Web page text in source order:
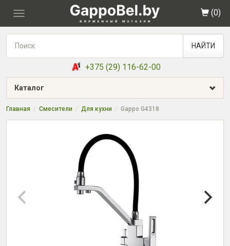
Toggle
(0)
НАЙТИ
+375 (29) 116-62-00
Каталог
Главная Смесители Для кухни Gappo G4318